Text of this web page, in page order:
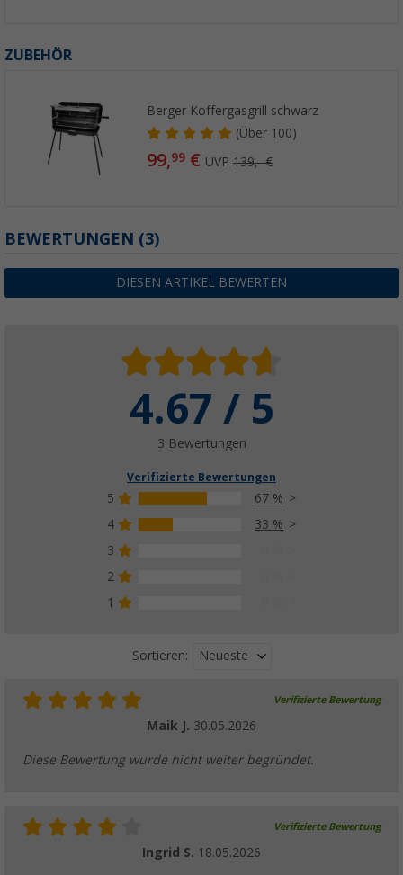
ZUBEHÖR
Berger Koffergasgrill schwarz
(Über100)
99,99 € UVP139,- €
BEWERTUNGEN (3)
DIESEN ARTIKEL BEWERTEN
4.67 / 5
3 Bewertungen
Verifizierte Bewertungen
5
67 %
4
33 %
3
2
1
Sortieren: Neueste
Verifizierte Bewertung
Maik J. 30.05.2026
Diese Bewertung wurde nicht weiter begründet.
Verifizierte Bewertung
Ingrid S. 18.05.2026